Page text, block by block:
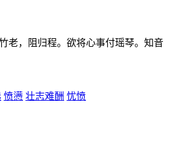
老，阻归程。欲将心事付瑶琴。知音
愤懑 壮志难酬 忧愤